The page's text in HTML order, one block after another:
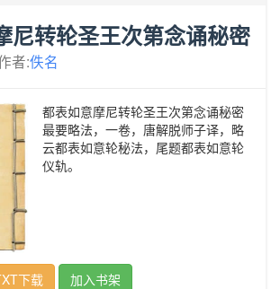
尼转轮圣王次第念诵秘密
者:佚名
都表如意摩尼转轮圣王次第念诵秘密
最要略法，一卷，唐解脱师子译，略
云都表如意轮秘法，尾题都表如意轮
仪轨。
下载 加入书架